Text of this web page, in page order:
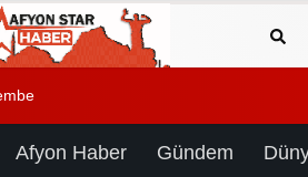
Afyon Haber Gündem